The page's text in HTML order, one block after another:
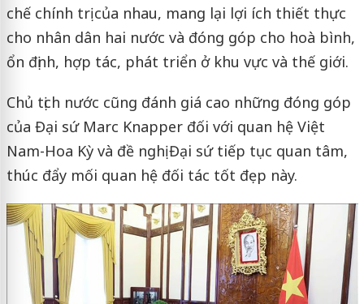
chế chính trị của nhau, mang lại lợi ích thiết thực
cho nhân dân hai nước và đóng góp cho hoà bình,
ổn định, hợp tác, phát triển ở khu vực và thế giới.
Chủ tịch nước cũng đánh giá cao những đóng góp
của Đại sứ Marc Knapper đối với quan hệ Việt
Nam-Hoa Kỳ và đề nghị Đại sứ tiếp tục quan tâm,
thúc đẩy mối quan hệ đối tác tốt đẹp này.